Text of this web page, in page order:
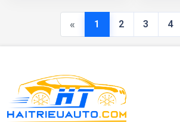
« 1 2 3 4